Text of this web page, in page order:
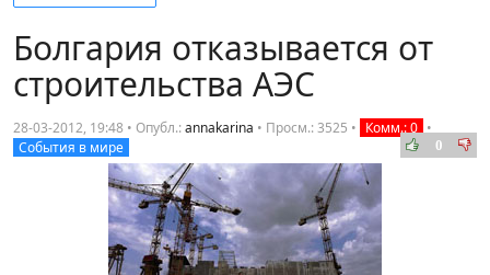
Болгария отказывается от
строительства АЭС
28-03-2012, 19:48 • Опубл.:annakarina • Просм.: 3525 • Комм.: 0 •
События в мире
0